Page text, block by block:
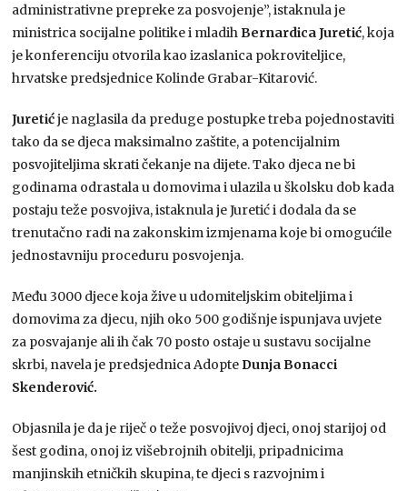
administrativne prepreke za posvojenje”, istaknula je
ministrica socijalne politike i mladihBernardica Juretić, koja
je konferenciju otvorila kao izaslanica pokroviteljice,
hrvatske predsjednice Kolinde Grabar-Kitarović.
Juretićje naglasila da preduge postupke treba pojednostaviti
tako da se djeca maksimalno zaštite, a potencijalnim
posvojiteljima skrati čekanje na dijete. Tako djeca ne bi
godinama odrastala u domovima i ulazila u školsku dob kada
postaju teže posvojiva, istaknula je Juretić i dodala da se
trenutačno radi na zakonskim izmjenama koje bi omogućile
jednostavniju proceduru posvojenja.
Među 3000 djece koja žive u udomiteljskim obiteljima i
domovima za djecu, njih oko 500 godišnje ispunjava uvjete
za posvajanje ali ih čak 70 posto ostaje u sustavu socijalne
skrbi, navela je predsjednica Adopte Dunja Bonacci
Skenderović.
Objasnila je da je riječ o teže posvojivoj djeci, onoj starijoj od
šest godina, onoj iz višebrojnih obitelji, pripadnicima
manjinskih etničkih skupina, te djeci s razvojnim i